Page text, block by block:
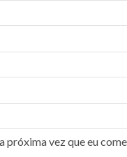
próxima vez que eu